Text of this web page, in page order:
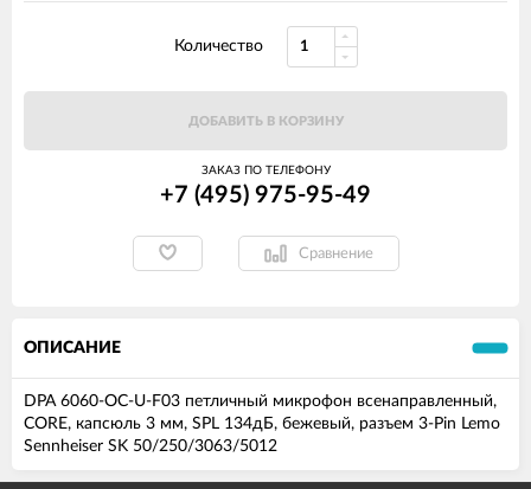
Количество
ДОБАВИТЬ В КОРЗИНУ
ЗАКАЗ ПО ТЕЛЕФОНУ
+7 (495) 975-95-49
Сравнение
ОПИСАНИЕ
DPA 6060-OC-U-F03 петличный микрофон всенаправленный,
CORE, капсюль 3 мм, SPL 134дБ, бежевый, разъем 3-Pin Lemo
Sennheiser SK 50/250/3063/5012